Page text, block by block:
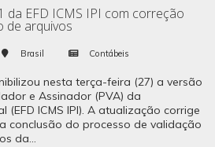
da EFD ICMS IPI com correção
de arquivos
Brasil Contábeis
nesta terça-feira (27) a versão
e Assinador (PVA) da
(EFD ICMS IPI). A atualização corrige
conclusão do processo de validação
da...